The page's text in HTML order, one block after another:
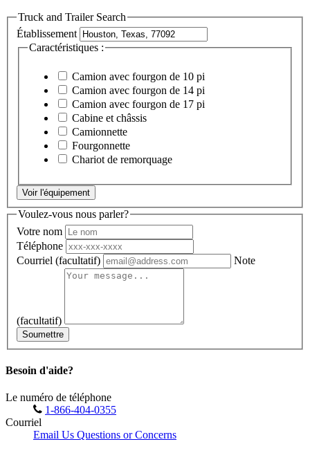
Truck and Trailer Search
Établissement
Caractéristiques :
Camion avec fourgon de 10 pi
Camion avec fourgon de 14 pi
Camion avec fourgon de 17 pi
Cabine et châssis
Camionnette
Fourgonnette
Chariot de remorquage
Voir l'équipement
Voulez-vous nous parler?
Votre nom
Téléphone
Courriel (facultatif) Note
(facultatif)
Soumettre
Besoin d'aide?
Le numéro de téléphone
1-866-404-0355
Courriel
Email Us Questions or Concerns